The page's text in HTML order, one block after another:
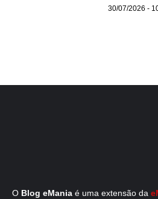
30/07/2026 -
O Blog eMania é uma extensão da